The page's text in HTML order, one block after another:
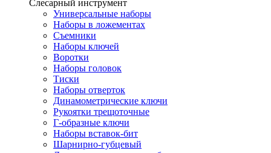
Слесарный инструмент
Универсальные наборы
Наборы в ложементах
Съемники
Наборы ключей
Воротки
Наборы головок
Тиски
Наборы отверток
Динамометрические ключи
Рукоятки трещоточные
Г-образные ключи
Наборы вставок-бит
Шарнирно-губцевый